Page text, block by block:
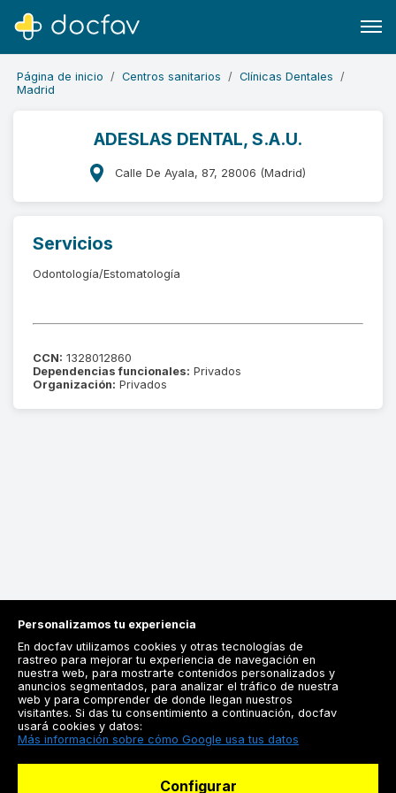
Página de inicio Centros sanitarios
Clínicas Dentales
Madrid
ADESLAS DENTAL, S.A.U.
Calle De Ayala, 87, 28006 (Madrid)
Servicios
Odontología/Estomatología
CCN: 1328012860
Dependencias funcionales: Privados
Organización: Privados
Registrarse
Docfav
Personalizamos tu experiencia
En docfav utilizamos cookies y otras tecnologías de
rastreo para mejorar tu experiencia de navegación en
nuestra web, para mostrarte contenidos personalizados y
anuncios segmentados, para analizar el tráfico de nuestra
web y para comprender de donde llegan nuestros
visitantes. Si das tu consentimiento a continuación, docfav
usará cookies y datos:
Más información sobre cómo Google usa tus datos
Configurar